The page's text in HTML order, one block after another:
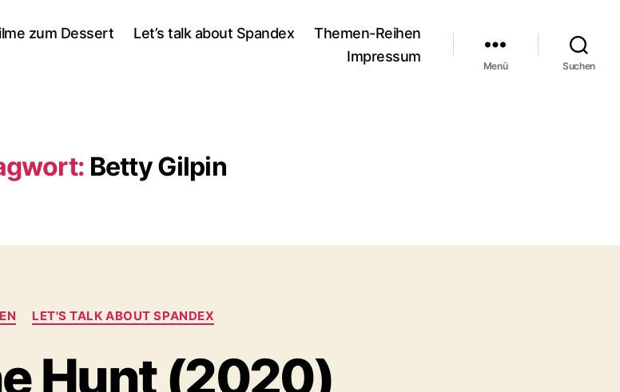
zum Dessert Let’s talk about Spandex
Themen-Reihen
Impressum
Menü Suchen
Betty Gilpin
Kategorien
LET'S TALK ABOUT SPANDEX
Hunt (2020)